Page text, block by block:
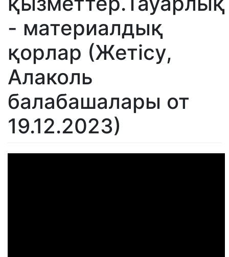
- материалдық
қорлар (Жетісу,
Алаколь
балабашалары от
19.12.2023)